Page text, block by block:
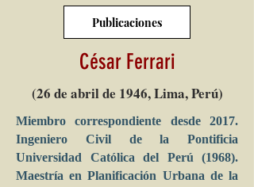
Publicaciones
César Ferrari
(26 de abril de 1946, Lima, Perú)
Miembro correspondiente desde 2017.
Ingeniero Civil de la Pontificia
Universidad Católica del Perú (1968).
Maestría en Planificación Urbana de la